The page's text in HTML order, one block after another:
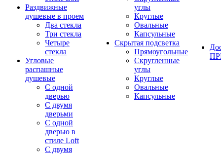
Раздвижные
душевые в проем
Два стекла
Три стекла
Четыре
стекла
Угловые
распашные
душевые
С одной
дверью
С двумя
дверьми
С одной
дверью в
стиле Loft
С двумя
углы
Круглые
Овальные
Капсульные
Скрытая подсветка
Прямоугольные
Скругленные
углы
Круглые
Овальные
Капсульные